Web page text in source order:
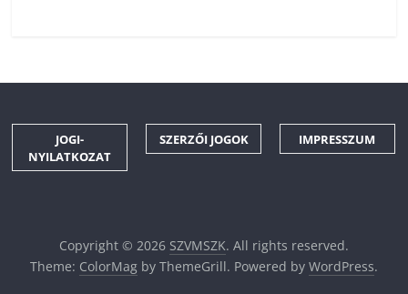
JOGI-
NYILATKOZAT
SZERZŐI JOGOK IMPRESSZUM
Copyright © 2026 SZVMSZK. All rights reserved.
Theme: ColorMagby ThemeGrill. Powered by WordPress.